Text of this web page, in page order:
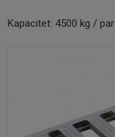
Kapacitet: 4500 kg / par